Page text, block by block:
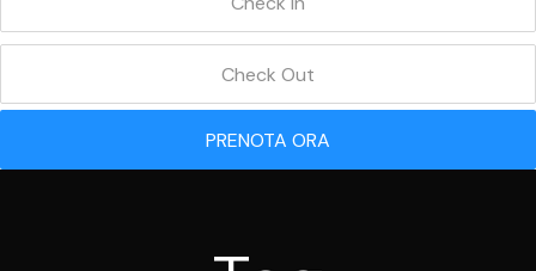
PRENOTA ORA